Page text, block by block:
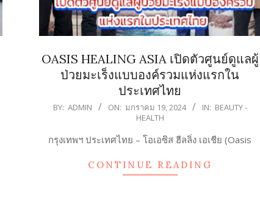
OASIS HEALING ASIA เปิดตัวศูนย์ดูแลผู้
ป่วยมะเร็งแบบองค์รวมแห่งแรกใน
ประเทศไทย
2024-
BY: ADMIN ON: มกราคม 19, 2024 IN: BEAUTY -
HEALTH
กรุงเทพฯ ประเทศไทย – โอเอซิส ฮีลลิ่ง เอเชีย (Oasis
CONTINUE READING